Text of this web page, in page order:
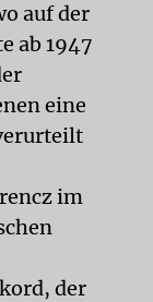
auf der
ab 1947
eine
im
der